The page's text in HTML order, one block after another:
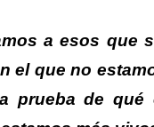
a esos que
el que no
prueba de qué